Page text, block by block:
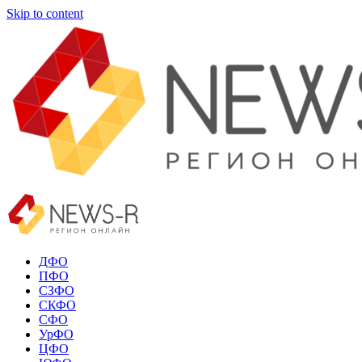
Skip to content
ДФО
ПФО
СЗФО
СКФО
СФО
УрФО
ЦФО